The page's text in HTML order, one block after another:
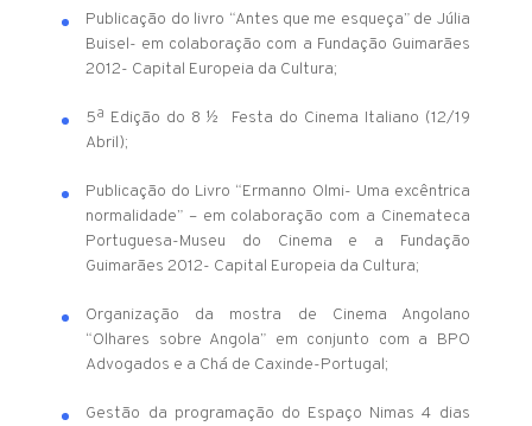
Publicação do livro “Antes que me esqueça” de Júlia
Buisel- em colaboração com a Fundação Guimarães
2012- Capital Europeia da Cultura;
5ª Edição do 8 ½ Festa do Cinema Italiano (12/19
Abril);
Publicação do Livro “Ermanno Olmi- Uma excêntrica
normalidade” – em colaboração com a Cinemateca
Portuguesa-Museu do Cinema e a Fundação
Guimarães 2012- Capital Europeia da Cultura;
Organização da mostra de Cinema Angolano
“Olhares sobre Angola” em conjunto com a BPO
Advogados e a Chá de Caxinde-Portugal;
Gestão da programação do Espaço Nimas 4 dias